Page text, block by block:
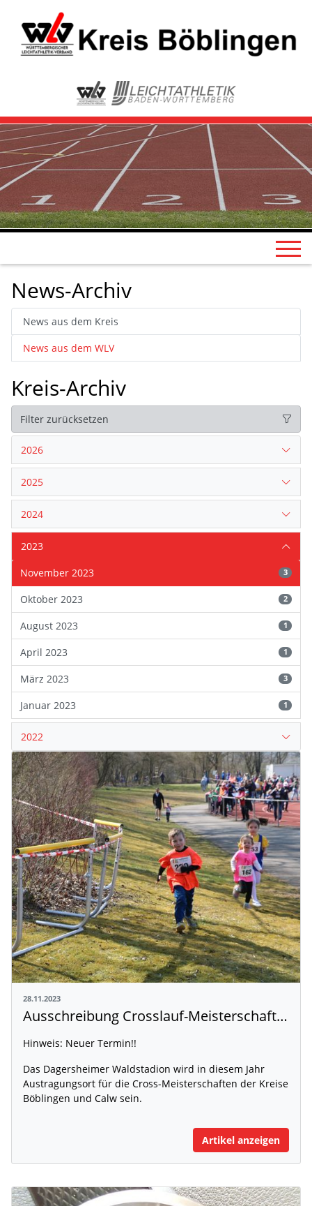
News-Archiv
News aus dem Kreis
News aus dem WLV
Kreis-Archiv
Filter zurücksetzen
2026
2025
2024
2023
November 2023
3
Oktober 2023 2
August 2023 1
April 2023 1
März 2023 3
Januar 2023 1
2022
28.11.2023
Ausschreibung Crosslauf-Meisterschaften für den 23.03.2024
Hinweis: Neuer Termin!!
Das Dagersheimer Waldstadion wird in diesem Jahr
Austragungsort für die Cross-Meisterschaften der Kreise
Böblingen und Calw sein.
Artikel anzeigen